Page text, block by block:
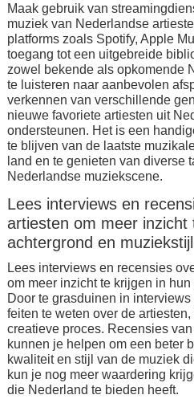
Maak gebruik van
muziek van Nederlandse
platforms zoals Spotify, Apple
toegang tot een uitgebreide
zowel bekende als opkomende
te luisteren naar aanbevolen
verkennen van verschillende
nieuwe favoriete artiesten uit
ondersteunen. Het is een
te blijven van de laatste
land en te genieten van diverse
Nederlandse muziekscene.
Lees interviews en
artiesten om meer inzicht
achtergrond en
Lees interviews en recensies
om meer inzicht te krijgen in
Door te grasduinen in
feiten te weten over de
creatieve proces. Recensies
kunnen je helpen om een beter
kwaliteit en stijl van de muziek
kun je nog meer waardering
die Nederland te bieden heeft.